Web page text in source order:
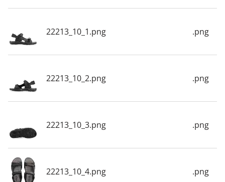
22213_10_1.png .png
22213_10_2.png .png
22213_10_3.png .png
22213_10_4.png .png